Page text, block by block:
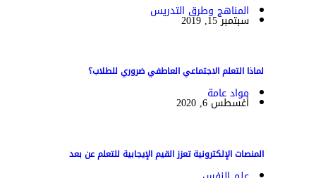
المناهج وطرق التدريس
سبتمبر 15, 2019
لماذا التعلم الاجتماعي العاطفي ضروري للطلاب؟
مواد عامة
أغسطس 6, 2020
المنصات الإلكترونية تعزز القيم الإيجابية للتعلم عن بعد